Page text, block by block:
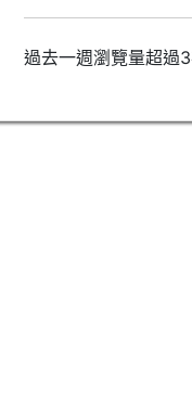
過去一週瀏覽量超過3